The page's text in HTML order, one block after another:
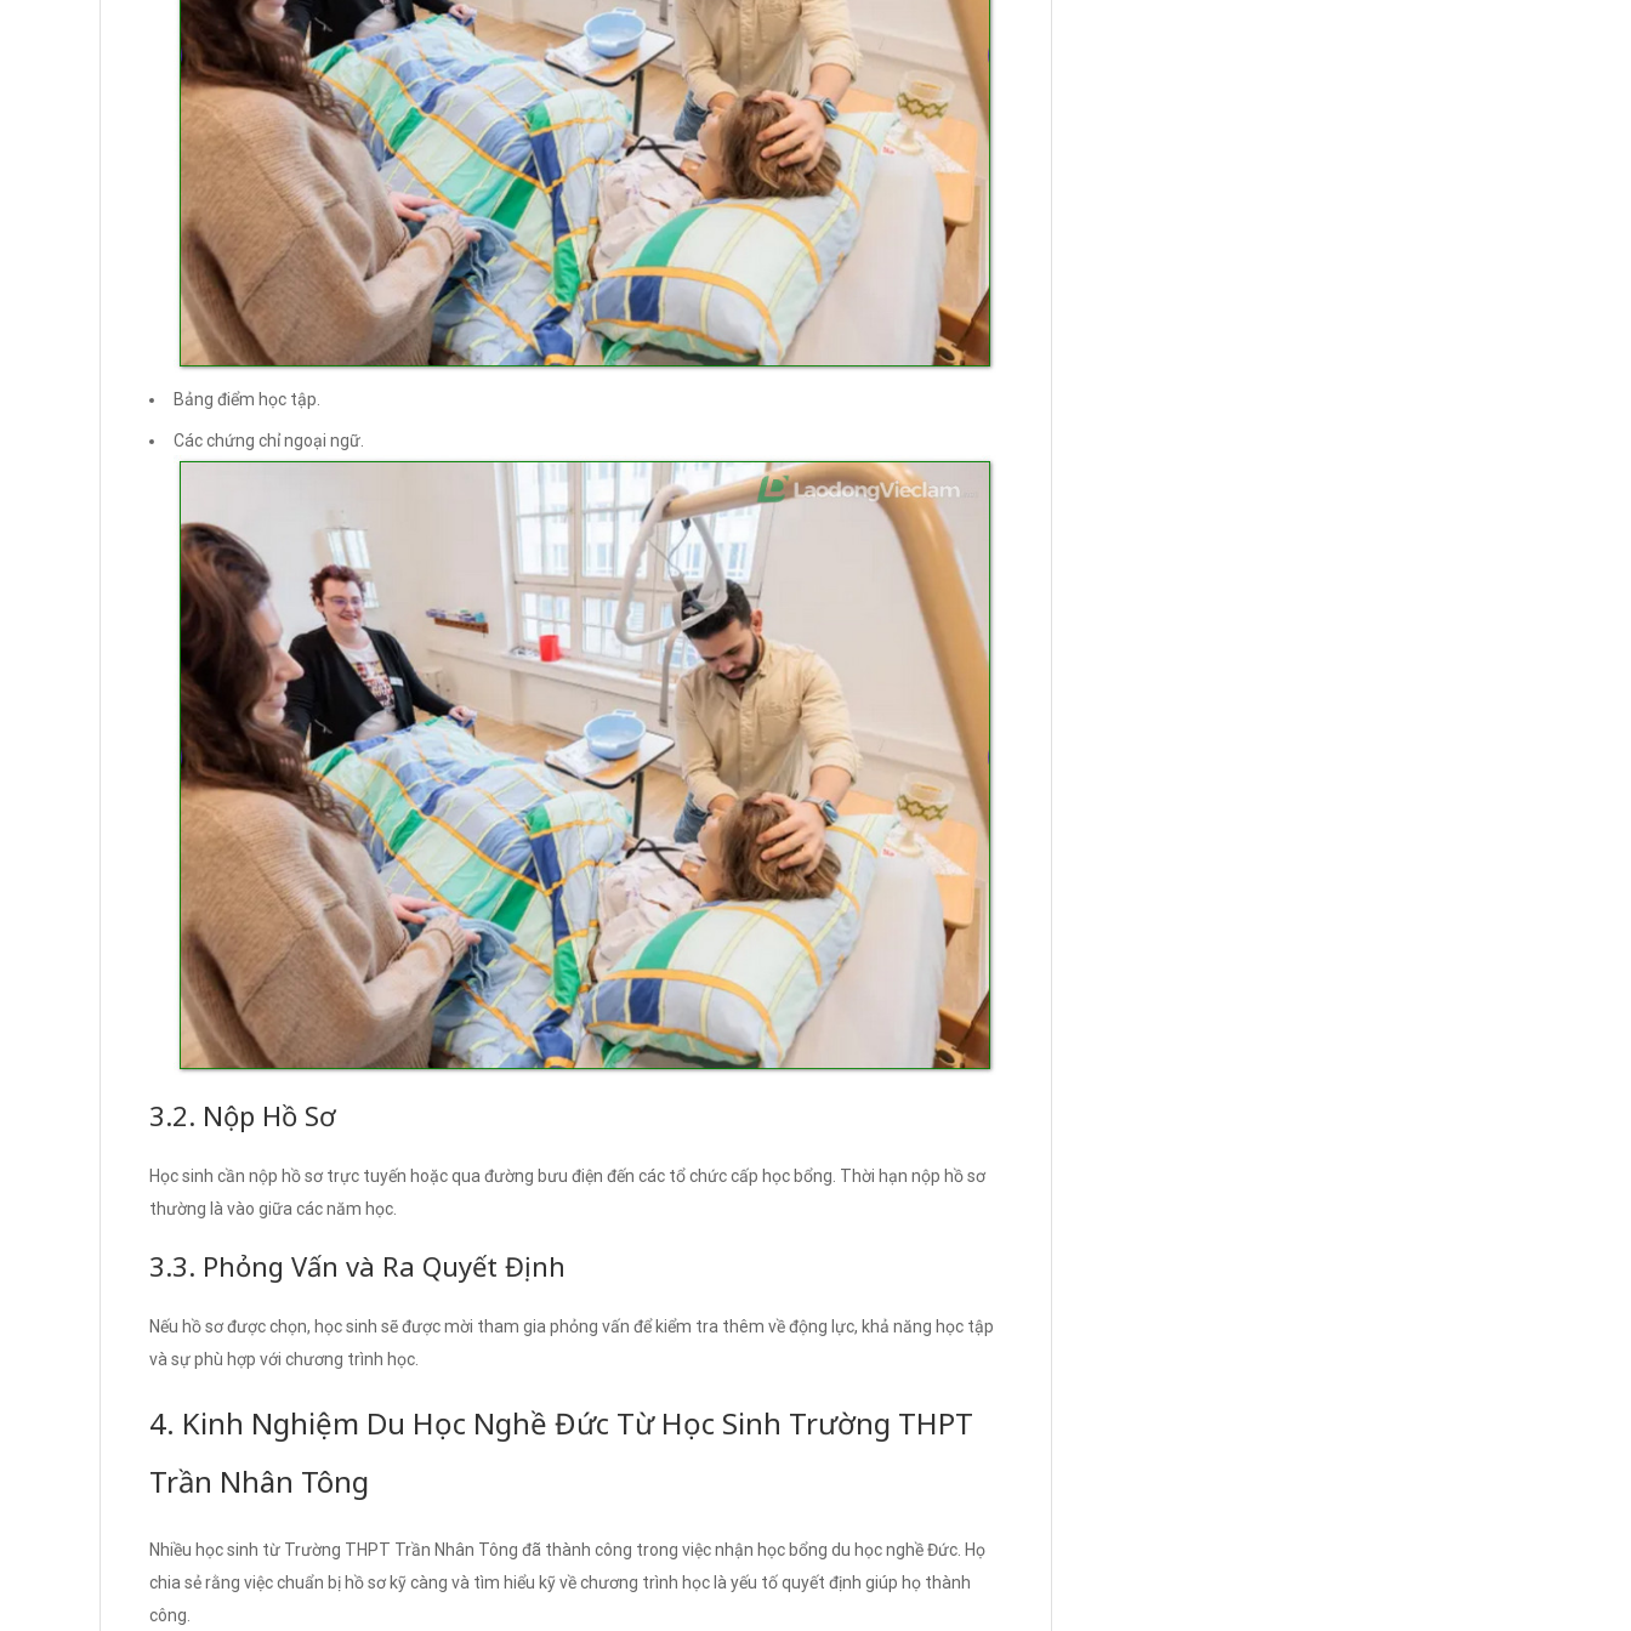
Bảng điểm học tập.
Các chứng chỉ ngoại ngữ.
3.2. Nộp Hồ Sơ
Học sinh cần nộp hồ sơ trực tuyến hoặc qua đường bưu điện đến các tổ chức cấp học bổng. Thời hạn nộp hồ sơ
thường là vào giữa các năm học.
3.3. Phỏng Vấn và Ra Quyết Định
Nếu hồ sơ được chọn, học sinh sẽ được mời tham gia phỏng vấn để kiểm tra thêm về động lực, khả năng học tập
và sự phù hợp với chương trình học.
4. Kinh Nghiệm Du Học Nghề Đức Từ Học Sinh Trường THPT
Trần Nhân Tông
Nhiều học sinh từ Trường THPT Trần Nhân Tông đã thành công trong việc nhận học bổng du học nghề Đức. Họ
chia sẻ rằng việc chuẩn bị hồ sơ kỹ càng và tìm hiểu kỹ về chương trình học là yếu tố quyết định giúp họ thành
công.